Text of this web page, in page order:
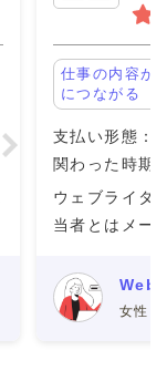
仕事の内容が
につながる
支払い形態：
関わった時期
ウェブライタ
当者とはメー
できました。
が上がるシス
Web
女性